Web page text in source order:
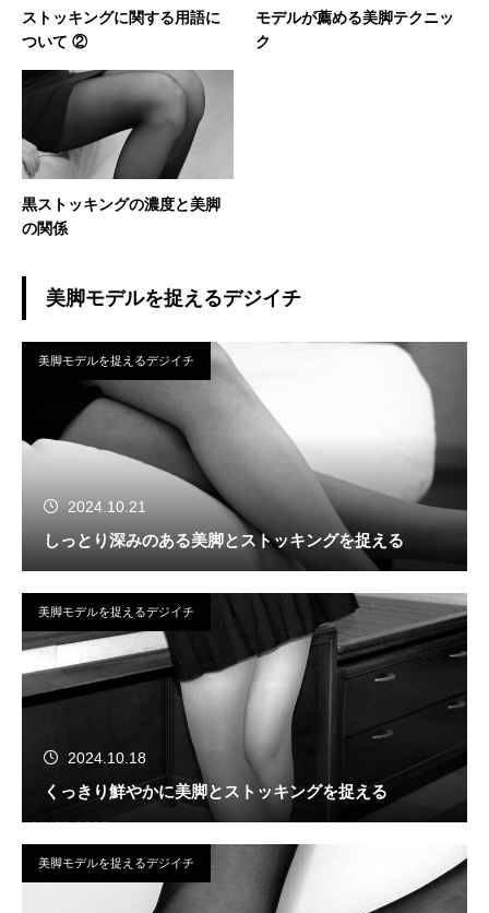
ストッキングに関する用語に
ついて ②
モデルが薦める美脚テクニッ
ク
黒ストッキングの濃度と美脚
の関係
美脚モデルを捉えるデジイチ
美脚モデルを捉えるデジイチ
2024.10.21
しっとり深みのある美脚とストッキングを捉える
美脚モデルを捉えるデジイチ
2024.10.18
くっきり鮮やかに美脚とストッキングを捉える
美脚モデルを捉えるデジイチ